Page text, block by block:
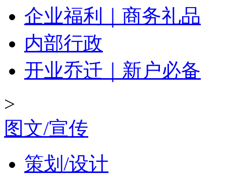
企业福利｜商务礼品
内部行政
开业乔迁｜新户必备
>
图文/宣传
策划/设计